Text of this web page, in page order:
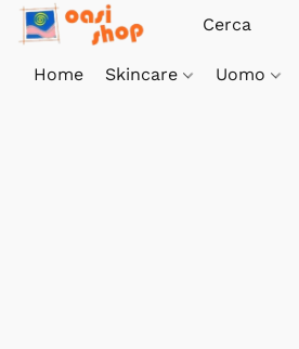
Home Skincare Uomo